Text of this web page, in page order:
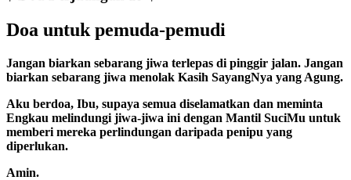
Doa untuk pemuda-pemudi
Jangan biarkan sebarang jiwa terlepas di pinggir jalan. Jangan
biarkan sebarang jiwa menolak Kasih SayangNya yang Agung.
Aku berdoa, Ibu, supaya semua diselamatkan dan meminta
Engkau melindungi jiwa-jiwa ini dengan Mantil SuciMu untuk
memberi mereka perlindungan daripada penipu yang
diperlukan.
Amin.